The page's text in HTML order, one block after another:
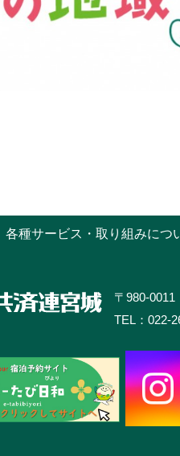
各種サービス・取り組みにつ
〒980-
TEL：022-